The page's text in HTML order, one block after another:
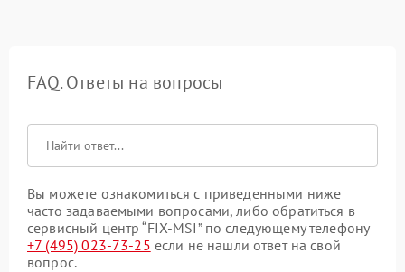
FAQ. Ответы на вопросы
Вы можете ознакомиться с приведенными ниже
часто задаваемыми вопросами, либо обратиться в
сервисный центр “FIX-MSI” по следующему телефону
+7 (495) 023-73-25 если не нашли ответ на свой
вопрос.